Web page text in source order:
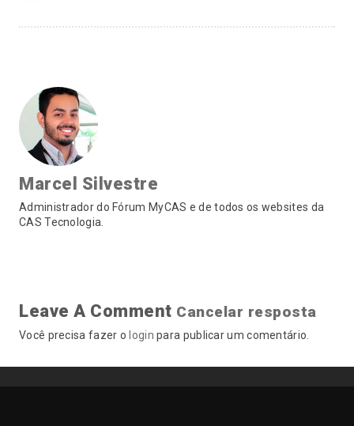
Marcel Silvestre
Administrador do Fórum MyCAS e de todos os websites da
CAS Tecnologia.
Leave A Comment Cancelar resposta
Você precisa fazer o login para publicar um comentário.